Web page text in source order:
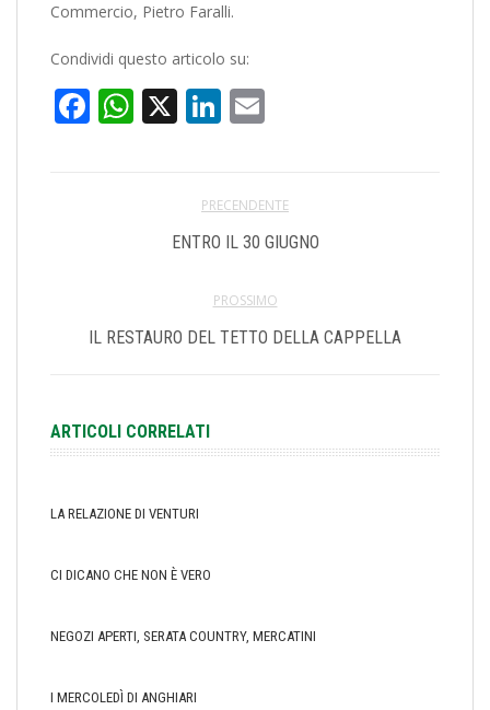
Commercio, Pietro Faralli.
Condividi questo articolo su:
Facebook
WhatsApp
X LinkedIn
PRECENDENTE
ENTRO IL 30 GIUGNO
PROSSIMO
IL RESTAURO DEL TETTO DELLA CAPPELLA
ARTICOLI CORRELATI
LA RELAZIONE DI VENTURI
CI DICANO CHE NON È VERO
NEGOZI APERTI, SERATA COUNTRY, MERCATINI
I MERCOLEDÌ DI ANGHIARI